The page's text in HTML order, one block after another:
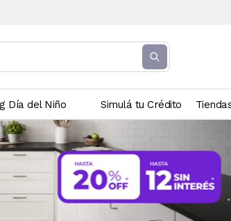
Día del Niño Simulá tu Crédito